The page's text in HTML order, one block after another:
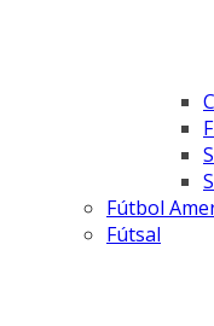
Fútbol
Fútsal